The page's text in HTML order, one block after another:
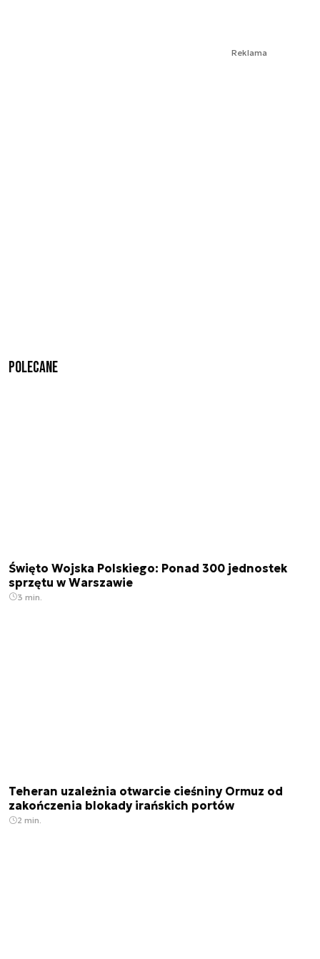
Reklama
Polecane
Święto Wojska Polskiego: Ponad 300 jednostek
sprzętu w Warszawie
3 min.
Teheran uzależnia otwarcie cieśniny Ormuz od
zakończenia blokady irańskich portów
2 min.